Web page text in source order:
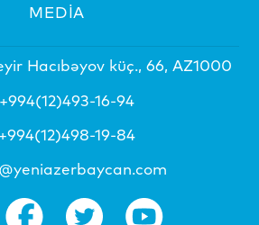
MEDİA
Hacıbəyov küç., 66, AZ1000
+994(12)493-16-94
+994(12)498-19-84